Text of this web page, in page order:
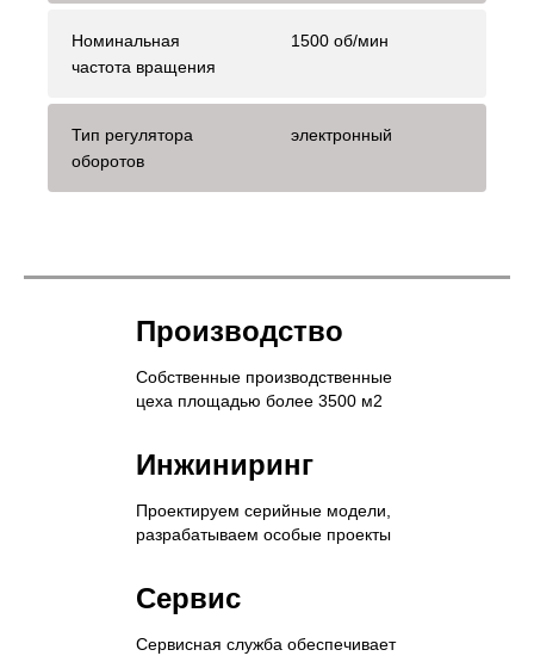
Номинальная
частота вращения
1500 об/мин
Тип регулятора
оборотов
электронный
Производство
Собственные производственные
цеха площадью более 3500 м2
Инжиниринг
Проектируем серийные модели,
разрабатываем особые проекты
Сервис
Сервисная служба обеспечивает